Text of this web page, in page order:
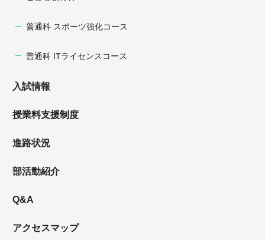
普通科 スポーツ強化コース
普通科 ITライセンスコース
入試情報
授業料支援制度
進路状況
部活動紹介
Q&A
アクセスマップ